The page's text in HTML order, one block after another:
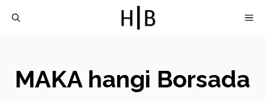
MAKA hangi Borsada